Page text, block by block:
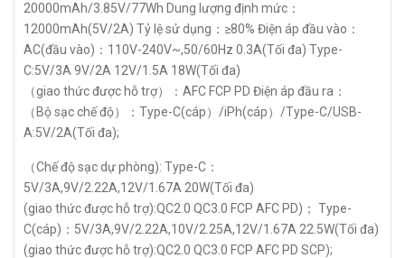
20000mAh/3.85V/77Wh Dung lượng định mức：
12000mAh(5V/2A) Tỷ lệ sử dụng：≥80% Điện áp đầu vào：
AC(đầu vào)：110V-240V~,50/60Hz 0.3A(Tối đa) Type-
C:5V/3A 9V/2A 12V/1.5A 18W(Tối đa)
（giao thức được hỗ trợ）：AFC FCP PD Điện áp đầu ra：
（Bộ sạc chế độ）：Type-C(cáp）/iPh(cáp）/Type-C/USB-
A:5V/2A(Tối đa);
（Chế độ sạc dự phòng): Type-C：
5V/3A,9V/2.22A,12V/1.67A 20W(Tối đa)
(giao thức được hỗ trợ):QC2.0 QC3.0 FCP AFC PD)； Type-
C(cáp)：5V/3A,9V/2.22A,10V/2.25A,12V/1.67A 22.5W(Tối đa)
(giao thức được hỗ trợ):QC2.0 QC3.0 FCP AFC PD SCP);